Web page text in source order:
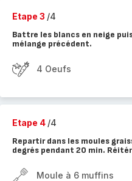
Etape 3 /4
Battre les blancs en neige
mélange précédent.
4 Oeufs
Etape 4 /4
Repartir dans les moules
degrés pendant 20 min.
Moule à 6 muffins